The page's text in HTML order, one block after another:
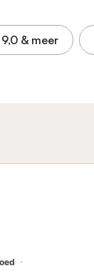
9,0 & meer